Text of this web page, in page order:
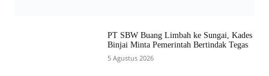
PT SBW Buang Limbah ke Sungai, Kades
Binjai Minta Pemerintah Bertindak Tegas
5 Agustus 2026